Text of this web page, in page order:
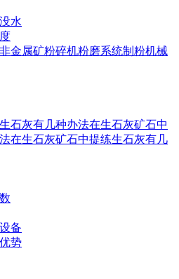
水
金属矿粉碎机粉磨系统制粉机械
石灰有几种办法在生石灰矿石中
在生石灰矿石中提练生石灰有几
备
势